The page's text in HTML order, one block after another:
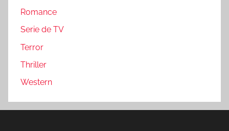
Romance
Serie de TV
Terror
Thriller
Western